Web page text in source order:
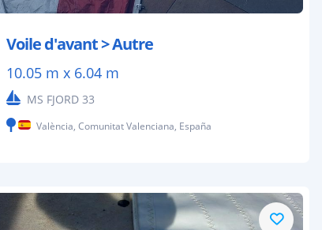
Voile d'avant > Autre
10.05 m x 6.04 m
MS FJORD 33
València, Comunitat Valenciana, España